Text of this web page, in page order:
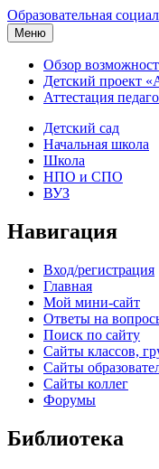
Образовательная
Меню
Обзор
Детский проект
Аттестация
Детский сад
Начальная школа
Школа
НПО и СПО
ВУЗ
Навигация
Вход/регистрация
Главная
Мой мини-сайт
Ответы на
Поиск по сайту
Сайты классов,
Сайты
Сайты коллег
Форумы
Библиотека